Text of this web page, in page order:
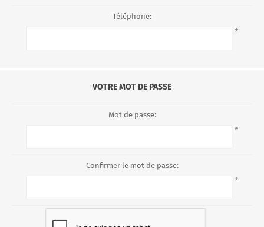
Téléphone:
*
VOTRE MOT DE PASSE
Mot de passe:
*
Confirmer le mot de passe:
*